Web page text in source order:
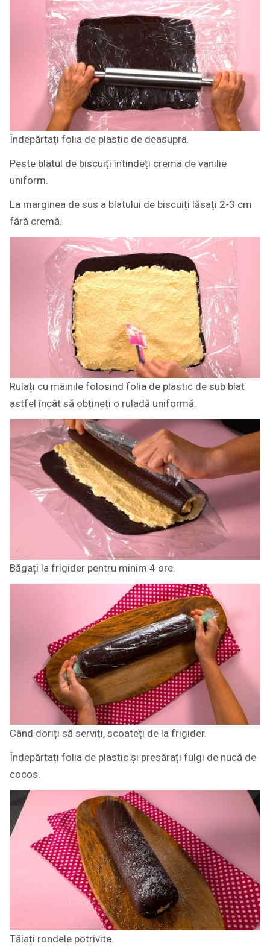
Îndepărtați folia de plastic de deasupra.
Peste blatul de biscuiți întindeți crema de vanilie
uniform.
La marginea de sus a blatului de biscuiți lăsați 2-3 cm
fără cremă.
Rulați cu mâinile folosind folia de plastic de sub blat
astfel încât să obțineți o ruladă uniformă.
Băgați la frigider pentru minim 4 ore.
Când doriți să serviți, scoateți de la frigider.
Îndepărtați folia de plastic și presărați fulgi de nucă de
cocos.
Tăiați rondele potrivite.